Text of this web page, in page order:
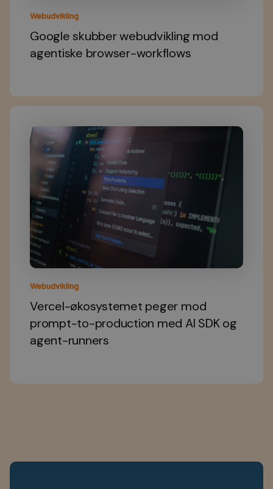
Webudvikling
Google skubber webudvikling mod
agentiske browser-workflows
Webudvikling
Vercel-økosystemet peger mod
prompt-to-production med AI SDK og
agent-runners